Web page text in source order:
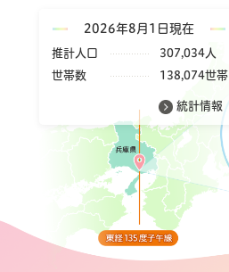
2026年8月1日現在
推計人口
307,034人
世帯数
138,074世帯
統計情報